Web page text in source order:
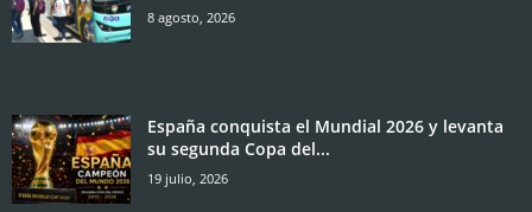
8 agosto, 2026
España conquista el Mundial 2026 y levanta
su segunda Copa del...
19 julio, 2026